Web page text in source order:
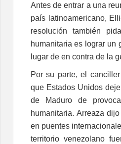
Antes de entrar a una
país latinoamericano,
resolución también
humanitaria es lograr un
lugar de en contra de la
Por su parte, el
que Estados Unidos
de Maduro de
humanitaria. Arreaza
en puentes
territorio venezolano